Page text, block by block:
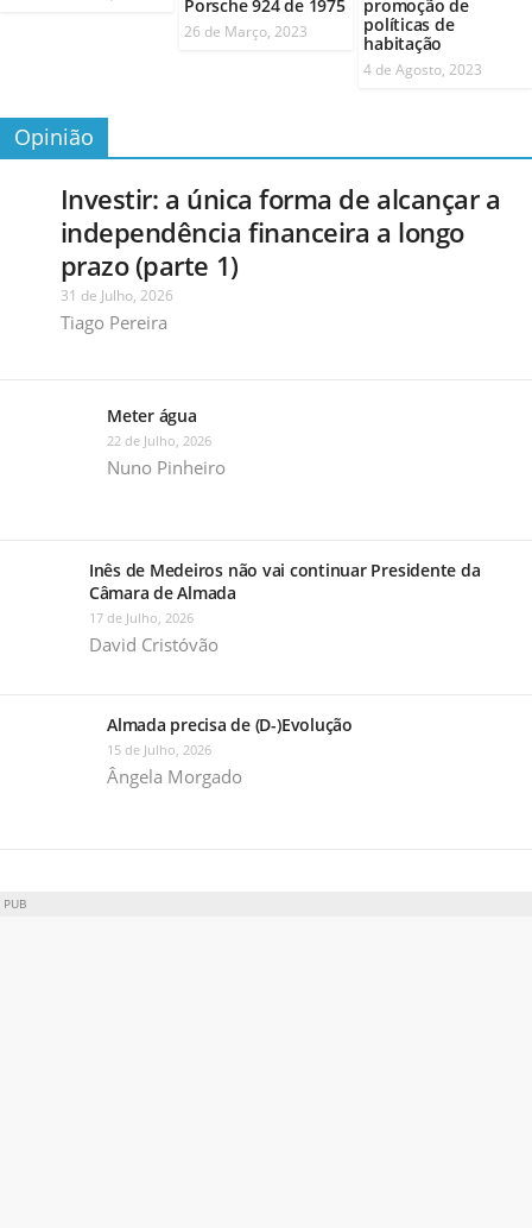
Porsche 924 de 1975
26 de Março, 2023
promoção de
políticas de
habitação
4 de Agosto, 2023
Opinião
Investir: a única forma de alcançar a
independência financeira a longo
prazo (parte 1)
31 de Julho, 2026
Tiago Pereira
Meter água
22 de Julho, 2026
Nuno Pinheiro
Inês de Medeiros não vai continuar Presidente da
Câmara de Almada
17 de Julho, 2026
David Cristóvão
Almada precisa de (D-)Evolução
15 de Julho, 2026
Ângela Morgado
PUB